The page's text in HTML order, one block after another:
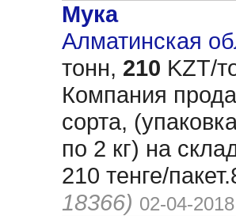
Мука
Алматинская
тонн, 210 KZT/
Компания
сорта,
по 2 кг) на
210 тенге/
18366) 02-04-2018